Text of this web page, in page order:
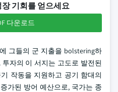
기회를 얻으세요
다운로드
그들의 군 지출을 bolstering하
자의 이 서지는 고도로 발전된
작동을 지원하고 공기 함대의
가된 방어 예산으로, 국가는 종